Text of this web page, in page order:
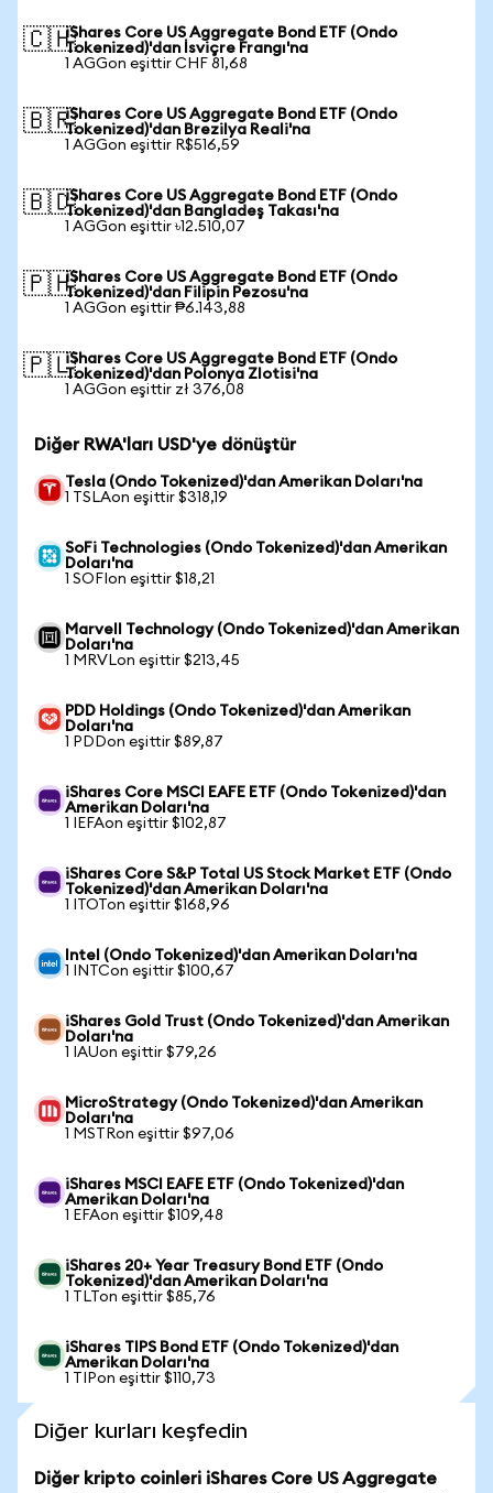
🇨🇭iShares Core US Aggregate Bond ETF (Ondo
Tokenized)'dan İsviçre Frangı'na
1 AGGon eşittir CHF 81,68
🇧🇷iShares Core US Aggregate Bond ETF (Ondo
Tokenized)'dan Brezilya Reali'na
1 AGGon eşittir R$516,59
🇧🇩iShares Core US Aggregate Bond ETF (Ondo
Tokenized)'dan Bangladeş Takası'na
1 AGGon eşittir ৳12.510,07
🇵🇭iShares Core US Aggregate Bond ETF (Ondo
Tokenized)'dan Filipin Pezosu'na
1 AGGon eşittir ₱6.143,88
🇵🇱iShares Core US Aggregate Bond ETF (Ondo
Tokenized)'dan Polonya Zlotisi'na
1 AGGon eşittir zł 376,08
Diğer RWA'ları USD'ye dönüştür
Tesla (Ondo Tokenized)'dan Amerikan Doları'na
1 TSLAon eşittir $318,19
SoFi Technologies (Ondo Tokenized)'dan Amerikan
Doları'na
1 SOFIon eşittir $18,21
Marvell Technology (Ondo Tokenized)'dan Amerikan
Doları'na
1 MRVLon eşittir $213,45
PDD Holdings (Ondo Tokenized)'dan Amerikan
Doları'na
1 PDDon eşittir $89,87
iShares Core MSCI EAFE ETF (Ondo Tokenized)'dan
Amerikan Doları'na
1 IEFAon eşittir $102,87
iShares Core S&P Total US Stock Market ETF (Ondo
Tokenized)'dan Amerikan Doları'na
1 ITOTon eşittir $168,96
Intel (Ondo Tokenized)'dan Amerikan Doları'na
1 INTCon eşittir $100,67
iShares Gold Trust (Ondo Tokenized)'dan Amerikan
Doları'na
1 IAUon eşittir $79,26
MicroStrategy (Ondo Tokenized)'dan Amerikan
Doları'na
1 MSTRon eşittir $97,06
iShares MSCI EAFE ETF (Ondo Tokenized)'dan
Amerikan Doları'na
1 EFAon eşittir $109,48
iShares 20+ Year Treasury Bond ETF (Ondo
Tokenized)'dan Amerikan Doları'na
1 TLTon eşittir $85,76
iShares TIPS Bond ETF (Ondo Tokenized)'dan
Amerikan Doları'na
1 TIPon eşittir $110,73
Diğer kurları keşfedin
Diğer kripto coinleri iShares Core US Aggregate